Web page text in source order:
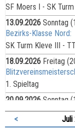
SF Moers I - SK
13.09.2026 Sonntag
Bezirks-Klasse Nord:
SK Turm Kleve III -
18.09.2026 Freitag
1. Spieltag
20.09.2026 Sonntag
Bezirks-Liga:
SF Heinsberg II - SK
< Juli